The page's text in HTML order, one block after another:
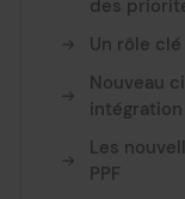
des
Un rôle
Nouveau
Les
PPF